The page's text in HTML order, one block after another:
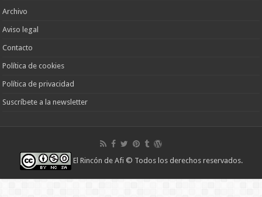
Archivo
Aviso legal
Contacto
Política de cookies
Política de privacidad
Suscríbete a la newsletter
El Rincón de Afi © Todos los derechos reservados.